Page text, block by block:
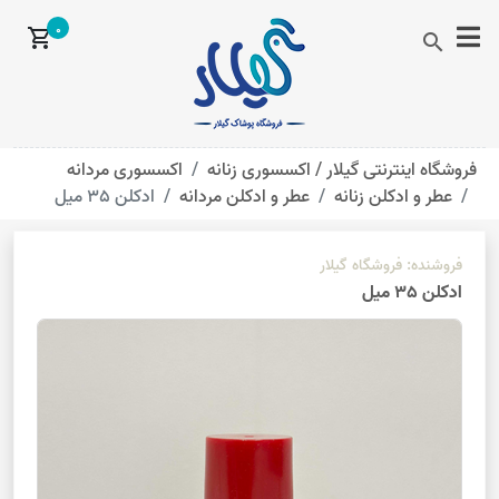
search
shopping_cart0
فروشگاه اینترنتی گیلار /اکسسوری زنانه
اکسسوری مردانه
عطر و ادکلن زنانه
عطر و ادکلن مردانه ادکلن 35 میل
فروشنده: فروشگاه گیلار
ادکلن 35 میل